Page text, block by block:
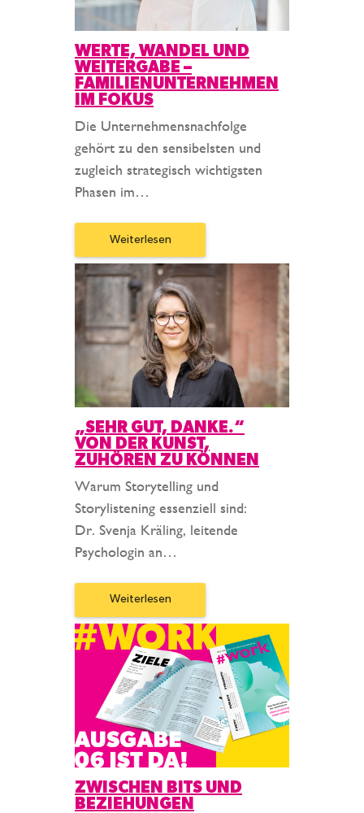
WERTE, WANDEL UND
WEITERGABE –
FAMILIENUNTERNEHMEN
IM FOKUS
Die Unternehmensnachfolge
gehört zu den sensibelsten und
zugleich strategisch wichtigsten
Phasen im…
Weiterlesen
„SEHR GUT, DANKE.“
VON DER KUNST,
ZUHÖREN ZU KÖNNEN
Warum Storytelling und
Storylistening essenziell sind:
Dr. Svenja Kräling, leitende
Psychologin an…
Weiterlesen
ZWISCHEN BITS UND
BEZIEHUNGEN